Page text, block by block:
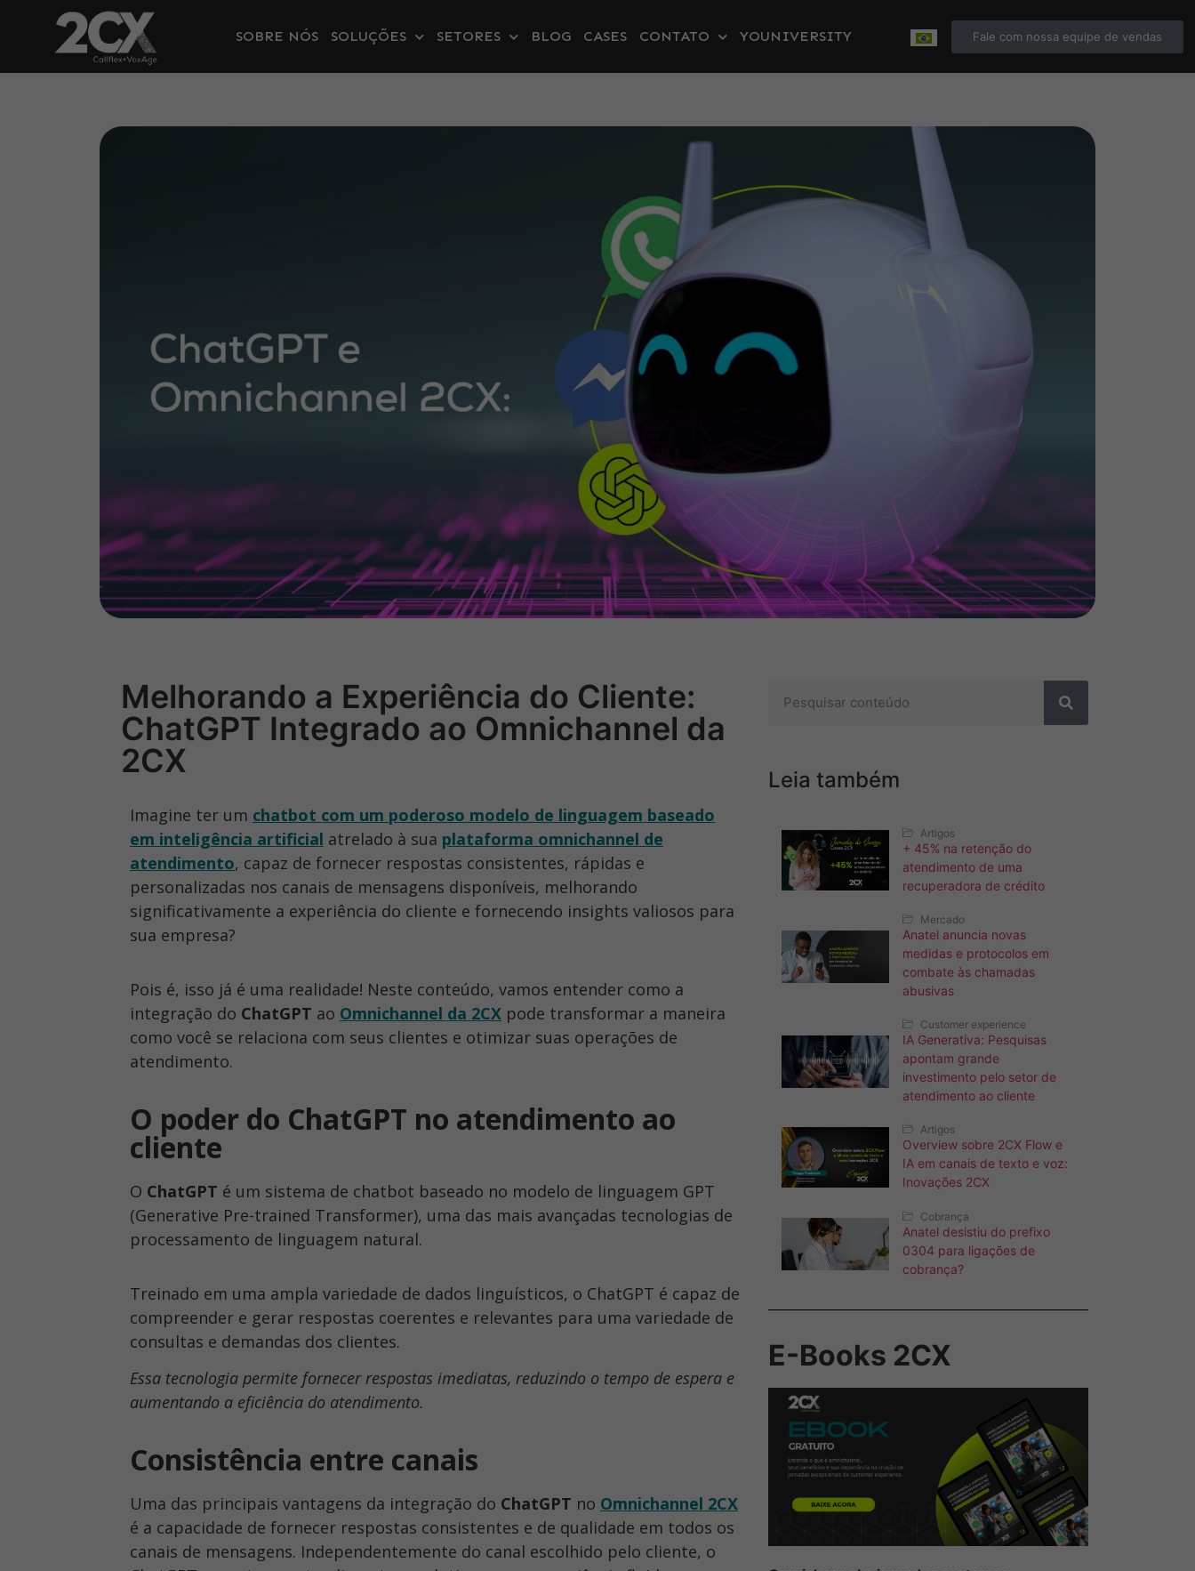
SOBRE NÓS SOLUÇÕES SETORES BLOG CASES CONTATO YOUNIVERSITY Fale com nossa equipe de vendas
Melhorando a Experiência do Cliente:
ChatGPT Integrado ao Omnichannel da
2CX
Imagine ter um chatbot com um poderoso modelo de linguagem baseado
em inteligência artificial atrelado à sua plataforma omnichannel de
atendimento, capaz de fornecer respostas consistentes, rápidas e
personalizadas nos canais de mensagens disponíveis, melhorando
significativamente a experiência do cliente e fornecendo insights valiosos para
sua empresa?
Pois é, isso já é uma realidade! Neste conteúdo, vamos entender como a
integração do ChatGPT ao Omnichannel da 2CXpode transformar a maneira
como você se relaciona com seus clientes e otimizar suas operações de
atendimento.
O poder do ChatGPT no atendimento ao
cliente
O ChatGPT é um sistema de chatbot baseado no modelo de linguagem GPT
(Generative Pre-trained Transformer), uma das mais avançadas tecnologias de
processamento de linguagem natural.
Treinado em uma ampla variedade de dados linguísticos, o ChatGPT é capaz de
compreender e gerar respostas coerentes e relevantes para uma variedade de
consultas e demandas dos clientes.
Essa tecnologia permite fornecer respostas imediatas, reduzindo o tempo de espera e
aumentando a eficiência do atendimento.
Consistência entre canais
Uma das principais vantagens da integração do ChatGPT no Omnichannel 2CX
é a capacidade de fornecer respostas consistentes e de qualidade em todos os
canais de mensagens. Independentemente do canal escolhido pelo cliente, o
Leia também
Artigos
+ 45% na retenção do
atendimento de uma
recuperadora de crédito
Mercado
Anatel anuncia novas
medidas e protocolos em
combate às chamadas
abusivas
Customer experience
IA Generativa: Pesquisas
apontam grande
investimento pelo setor de
atendimento ao cliente
Artigos
Overview sobre 2CX Flow e
IA em canais de texto e voz:
Inovações 2CX
Cobrança
Anatel desistiu do prefixo
0304 para ligações de
cobrança?
E-Books 2CX